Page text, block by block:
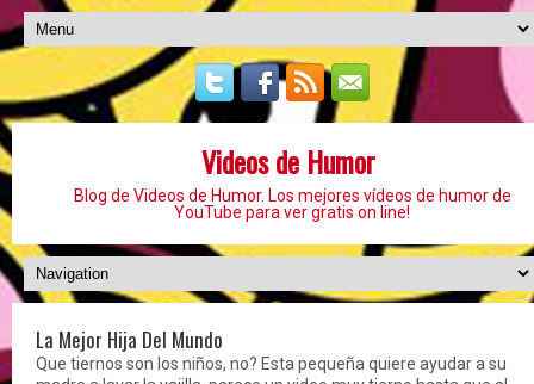
Videos de Humor
Blog de Videos de Humor. Los mejores vídeos de humor de
YouTube para ver gratis on line!
La Mejor Hija Del Mundo
Que tiernos son los niños, no? Esta pequeña quiere ayudar a su